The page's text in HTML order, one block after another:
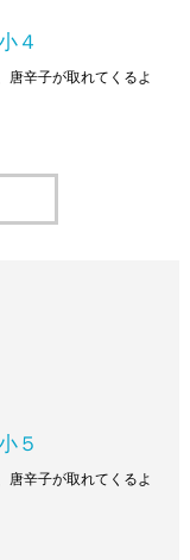
４
唐辛子が取れてくるよ
５
唐辛子が取れてくるよ